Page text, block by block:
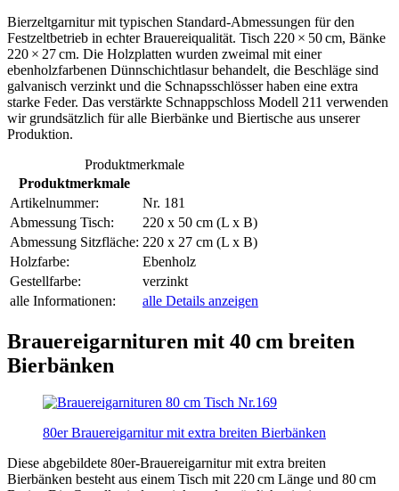
Bierzeltgarnitur mit typischen Standard-Abmessungen für den
Festzeltbetrieb in echter Brauereiqualität. Tisch 220 × 50 cm, Bänke
220 × 27 cm. Die Holzplatten wurden zweimal mit einer
ebenholzfarbenen Dünnschichtlasur behandelt, die Beschläge sind
galvanisch verzinkt und die Schnapsschlösser haben eine extra
starke Feder. Das verstärkte Schnappschloss Modell 211 verwenden
wir grundsätzlich für alle Bierbänke und Biertische aus unserer
Produktion.
Produktmerkmale
Produktmerkmale
Artikelnummer:
Nr. 181
Abmessung Tisch:
220 x 50 cm (L x B)
Abmessung Sitzfläche: 220 x 27 cm (L x B)
Holzfarbe:
Ebenholz
Gestellfarbe:
verzinkt
alle Informationen:
alle Details anzeigen
Brauereigarnituren mit 40 cm breiten
Bierbänken
80er Brauereigarnitur mit extra breiten Bierbänken
Diese abgebildete 80er-Brauereigarnitur mit extra breiten
Bierbänken besteht aus einem Tisch mit 220 cm Länge und 80 cm